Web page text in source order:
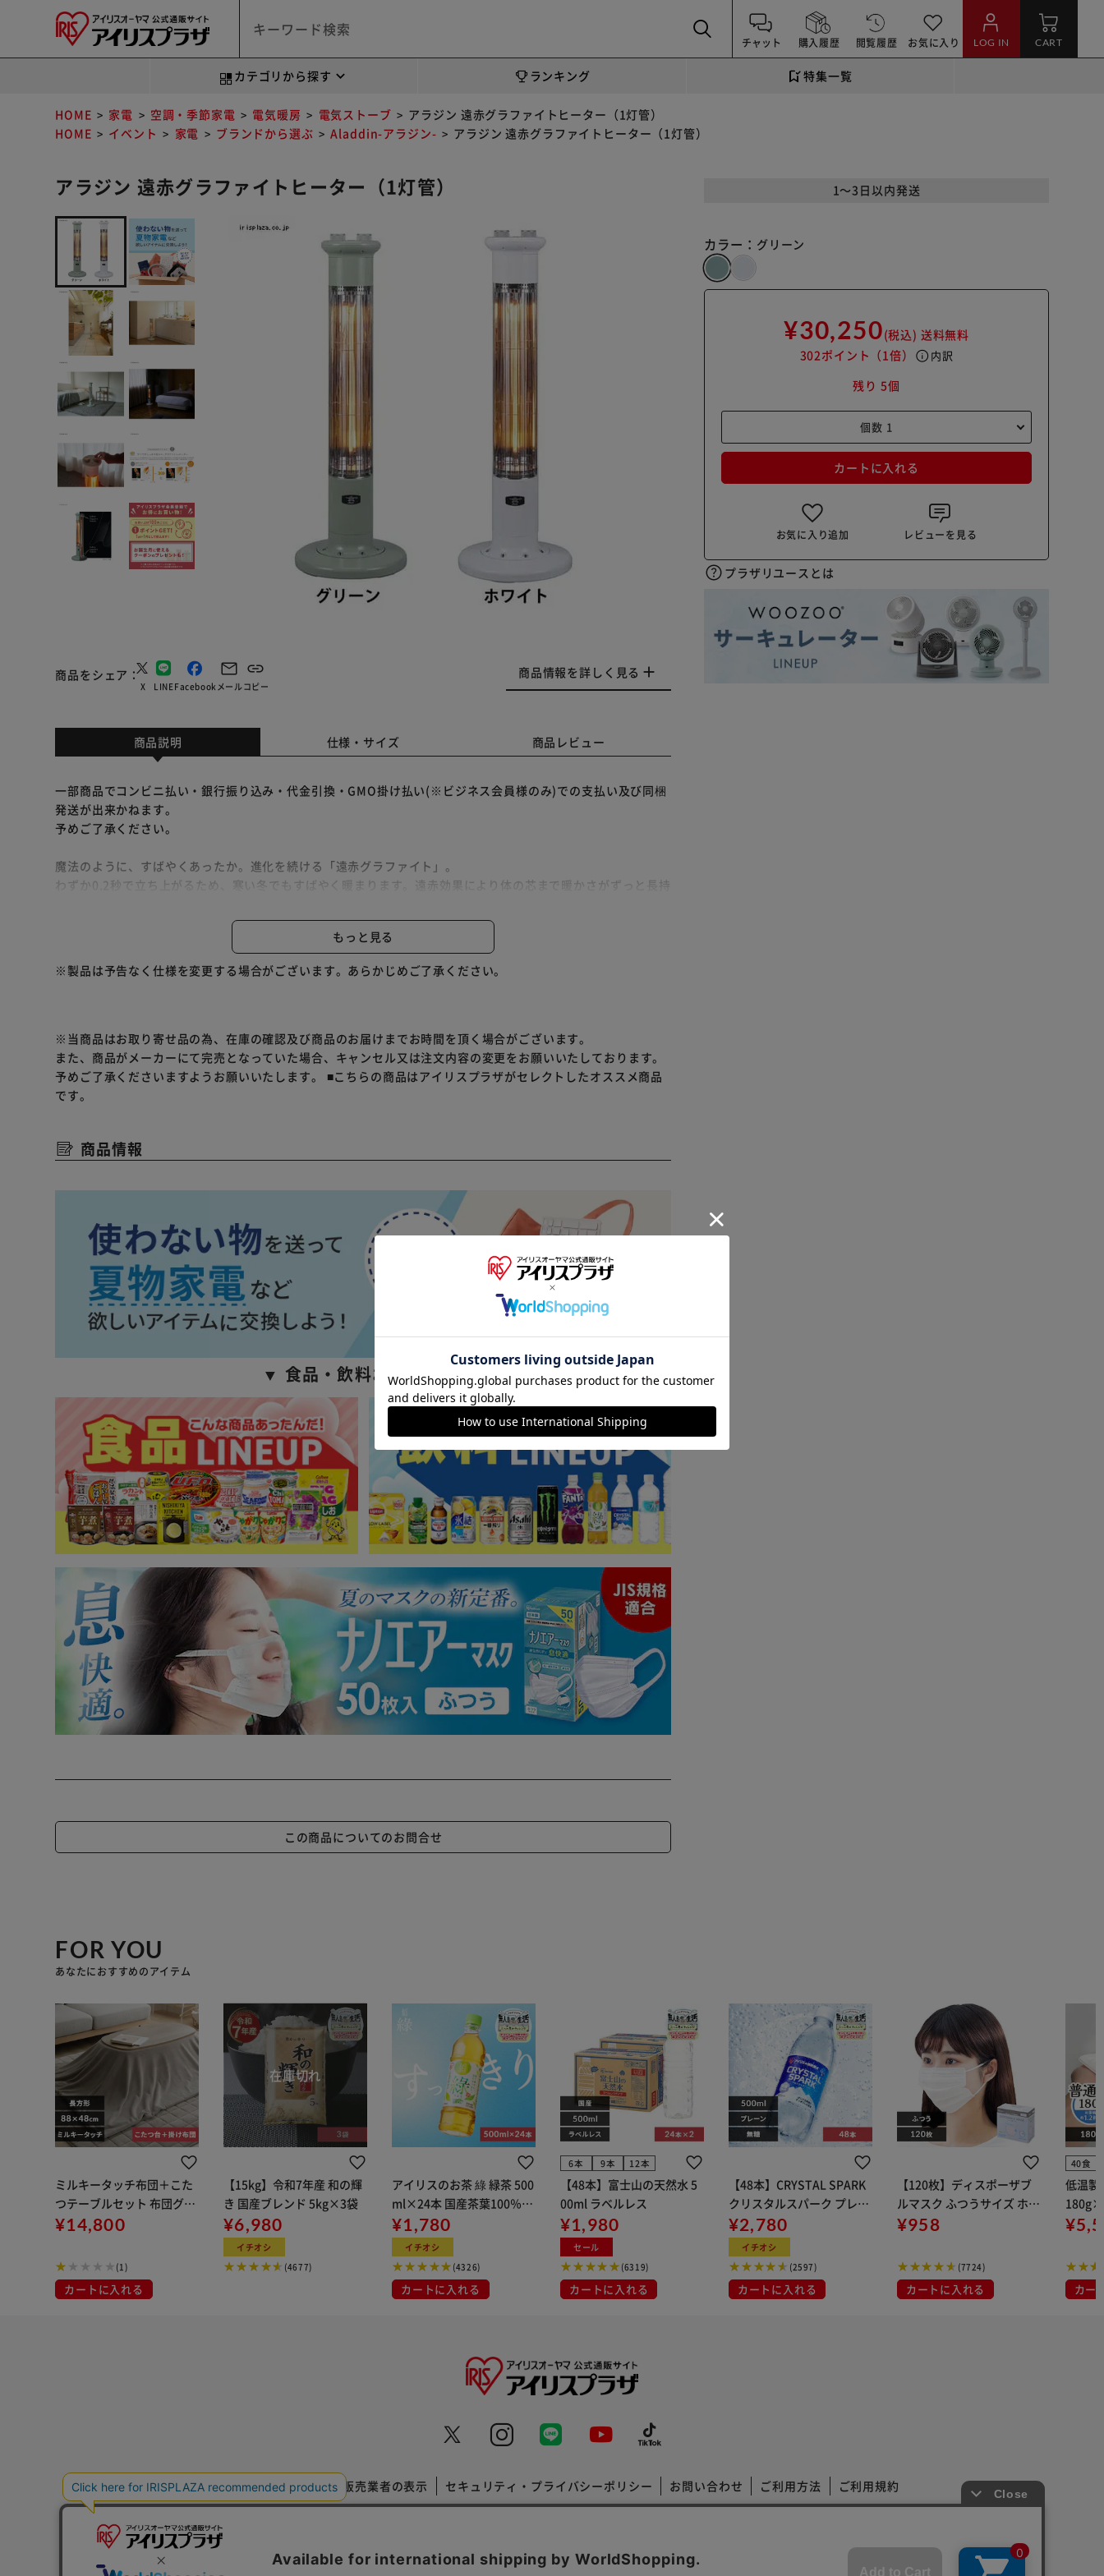
チャット 購入履歴 閲覧履歴 お気に入り LOG IN CART
カテゴリから探す ランキング 特集一覧
HOME 家電 空調・季節家電 電気暖房 電気ストーブ
アラジン 遠赤グラファイトヒーター（1灯管）
HOME
イベント 家電 ブランドから選ぶ Aladdin-アラジン- アラジン 遠赤グラファイトヒーター（1灯管）
アラジン 遠赤グラファイトヒーター（1灯管）
商品をシェア
X LINEFacebook メールコピー
商品情報を詳しく見る
1～3日以内発送
カラー： グリーン
¥30,250(税込) 送料無料
302ポイント （1倍） info 内訳
残り 5個
カートに入れる
お気に入り追加 レビューを見る
プラザリユースとは
商品説明 仕様・サイズ 商品レビュー
一部商品でコンビニ払い・銀行振り込み・代金引換・GMO掛け払い(※ビジネス会員様のみ)での支払い及び同梱
発送が出来かねます。
予めご了承ください。
魔法のように、すばやくあったか。進化を続ける「遠赤グラファイト」。
わずか0.2秒で立ち上がるため、寒い冬でもすばやく暖まります。遠赤効果により体の芯まで暖かさがずっと長持
さまざまなシーンに溶け込むアラジンの製品たち。個室や狭い場所にもぴったり。
使いやすい2ダイヤルのデジタル操作。
もっと見る
※製品は予告なく仕様を変更する場合がございます。あらかじめご了承ください。
※当商品はお取り寄せ品の為、在庫の確認及び商品のお届けまでお時間を頂く場合がございます。
また、商品がメーカーにて完売となっていた場合、キャンセル又は注文内容の変更をお願いいたしております。
予めご了承くださいますようお願いいたします。 ■こちらの商品はアイリスプラザがセレクトしたオススメ商品
です。
商品情報
▼ 食品・飲料おすすめ ▼
この商品についてのお問合せ
FOR YOU
あなたにおすすめのアイテム
ミルキータッチ布団＋こた
つテーブルセット 布団グレ
ージュ
¥14,800
(1)
カートに入れる
【15kg】令和7年産 和の輝
き 国産ブレンド 5kg×3袋
¥6,980
イチオシ
(4677)
アイリスのお茶 綠 緑茶 500
ml×24本 国産茶葉100％使
用
¥1,780
イチオシ
(4326)
カートに入れる
6本 9本 12本
【48本】富士山の天然水 5
00ml ラベルレス
¥1,980
セール
(6319)
カートに入れる
【48本】CRYSTAL SPARK
クリスタルスパーク プレー
ン 500ml
¥2,780
イチオシ
(2597)
カートに入れる
【120枚】ディスポーザブ
ルマスク ふつうサイズ ホワ
イト 大容量 DISPOSABLE
布
¥958
(7724)
カートに入れる
40食
低温製
カー
特定商取引法に基づく通信販売業者の表示 セキュリティ・プライバシーポリシー お問い合わせ ご利用方法 ご利用規約
※ご確認ください